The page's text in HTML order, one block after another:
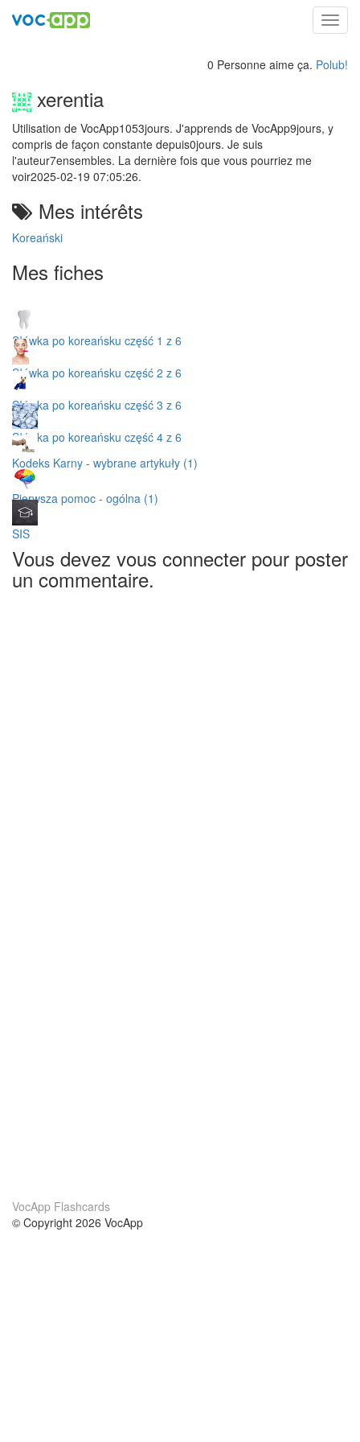
0 Personne aime ça. Polub!
xerentia
Utilisation de VocApp1053jours. J'apprends de VocApp9jours, y
compris de façon constante depuis0jours. Je suis
l'auteur7ensembles. La dernière fois que vous pourriez me
voir2025-02-19 07:05:26.
Mes intérêts
Koreański
Mes fiches
Słówka po koreańsku część 1 z 6
Słówka po koreańsku część 2 z 6
Słówka po koreańsku część 3 z 6
Słówka po koreańsku część 4 z 6
Kodeks Karny - wybrane artykuły (1)
Pierwsza pomoc - ogólna (1)
SIS
Vous devez vous connecter pour poster
un commentaire.
VocApp Flashcards
© Copyright 2026 VocApp